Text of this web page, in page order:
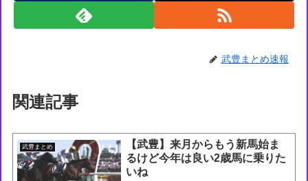
武豊まとめ速報
関連記事
武豊まとめ
【武豊】来月からもう新馬始ま
るけど今年は良い2歳馬に乗りた
いね